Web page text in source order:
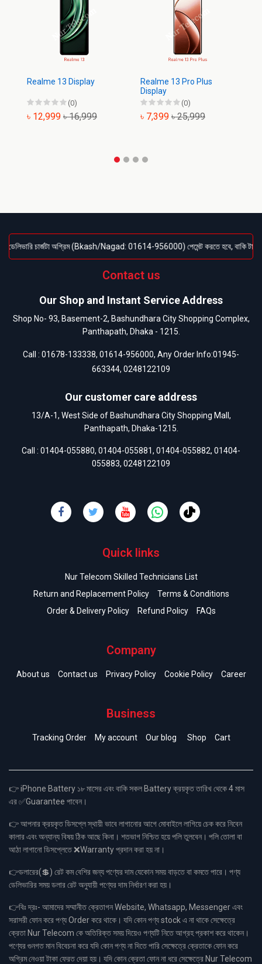
Realme 13 Display
(0)
৳ 12,999 ৳ 16,999
Realme 13 Pro Plus
Display
(0)
৳ 7,399 ৳ 25,999
চার্জটা অগ্রিম (Bkash/Nagad: 01614-956000) পেমেন্ট করতে হবে, বাকি টাকা
Contact us
Our Shop and Instant Service Address
Shop No- 93, Basement-2, Bashundhara City Shopping Complex,
Panthapath, Dhaka - 1215.
Call : 01678-133338, 01614-956000, Any Order Info:01945-
663344, 0248122109
Our customer care address
13/A-1, West Side of Bashundhara City Shopping Mall,
Panthapath, Dhaka-1215.
Call : 01404-055880, 01404-055881, 01404-055882, 01404-
055883, 0248122109
Quick links
Nur Telecom Skilled Technicians List
Return and Replacement Policy
Terms & Conditions
Order & Delivery Policy
Refund Policy FAQs
Company
About us Contact us Privacy Policy Cookie Policy Career
Business
Tracking Order My account Our blog Shop Cart
👉 iPhone Battery ১৮ মাসের এবং বাকি সকল Battery ক্রয়কৃত তারিখ থেকে 4 মাস
এর ✅Guarantee পাবেন।
👉 আপনার ক্রয়কৃত ডিসপ্লে স্থায়ী ভাবে লাগানোর আগে মোবাইলে লাগিয়ে চেক করে নিবেন
কালার এবং অন্যান্য বিষয় ঠিক আছে কিনা। শতভাগ নিশ্চিত হয়ে পলি তুলবেন। পলি তোলা বা
আঠা লাগানো ডিসপ্লেতে ❌Warranty প্রদান করা হয় না।
👉ডলারের(💲) রেট কম বেশির জন্য পণ্যের দাম যেকোন সময় বাড়তে বা কমতে পারে। পণ্য
ডেলিভারির সময় ডলার রেট অনুযায়ী পণ্যের দাম নির্ধারণ করা হয়।
👉বিঃ দ্রঃ- আমাদের সম্মানীত ক্রেতাগন Website, Whatsapp, Messenger এবং
সরাসরী ফোন করে পণ্য Order করে থাকে। যদি কোন পণ্য stock এ না থাকে সেক্ষেত্রে
ক্রেতা Nur Telecom কে অতিরিক্ত সময় দিয়েও পণ্যটি নিতে আগ্রহ প্রকাশ করে থাকেন।
পণ্যের গুনগত মান বিবেচনা করে যদি কোন পণ্য না দিতে পারি সেক্ষেত্রে ক্রেতাকে ফোন করে
অগ্রিম নেওয়া টাকা ফেরত দেয়া হয়। যদি কোন ক্রেতা ফোন না ধরে সেক্ষেত্রে Nur Telecom